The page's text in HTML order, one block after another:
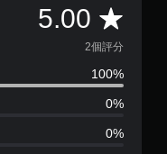
5.00 平
均
評
分
2個評分
100%
0%
0%